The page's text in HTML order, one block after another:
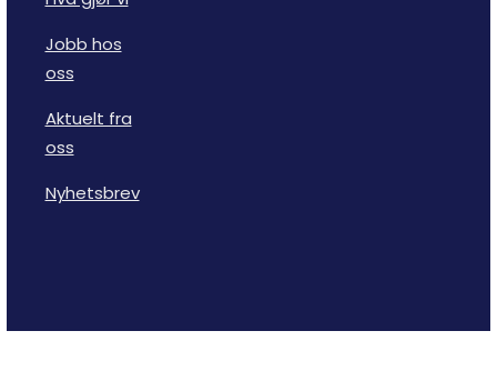
Jobb hos
oss
Aktuelt fra
oss
Nyhetsbrev